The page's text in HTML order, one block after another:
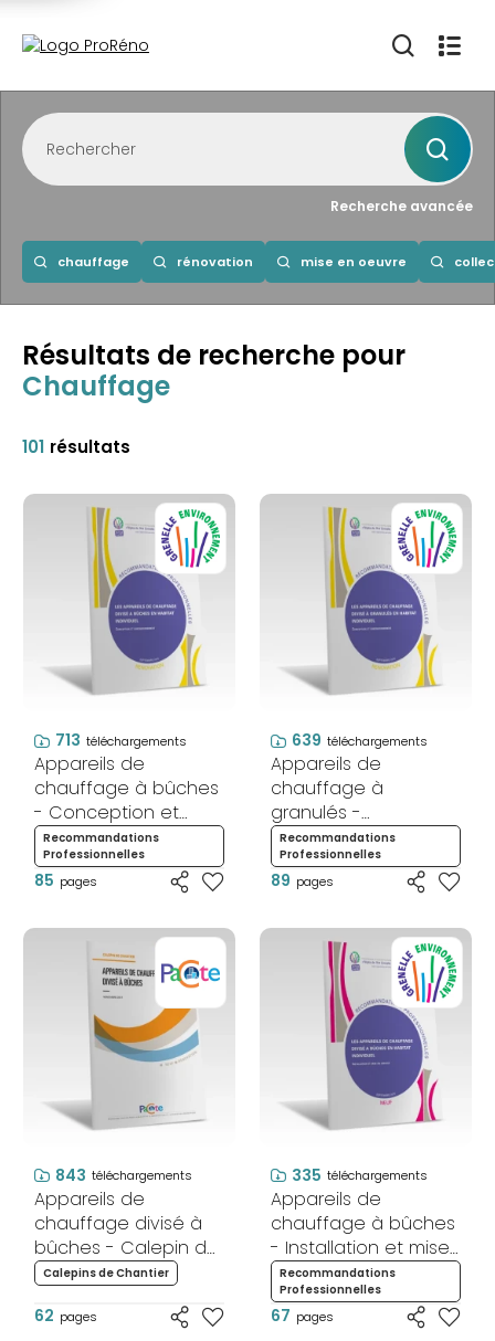
Recherche avancée
chauffage rénovation mise en oeuvre
Résultats de recherche pour
Chauffage
101 résultats
713 téléchargements
Appareils de
chauffage à bûches
- Conception et
dimensionnement -
Rénovation
Recommandations
Professionnelles
85 pages
639 téléchargements
Appareils de
chauffage à
granulés -
Conception et
dimensionnement -
Rénovation
Recommandations
Professionnelles
89 pages
843 téléchargements
Appareils de
chauffage divisé à
bûches - Calepin de
chantier
Calepins de Chantier
62 pages
335 téléchargements
Appareils de
chauffage à bûches
- Installation et mise
en service - Neuf
Recommandations
Professionnelles
67 pages